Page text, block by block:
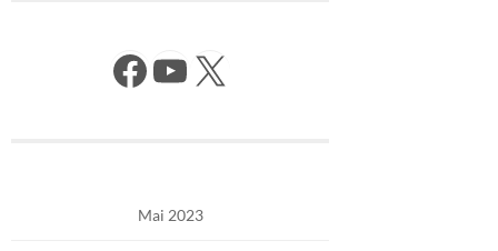
Facebook YouTube X
Mai 2023